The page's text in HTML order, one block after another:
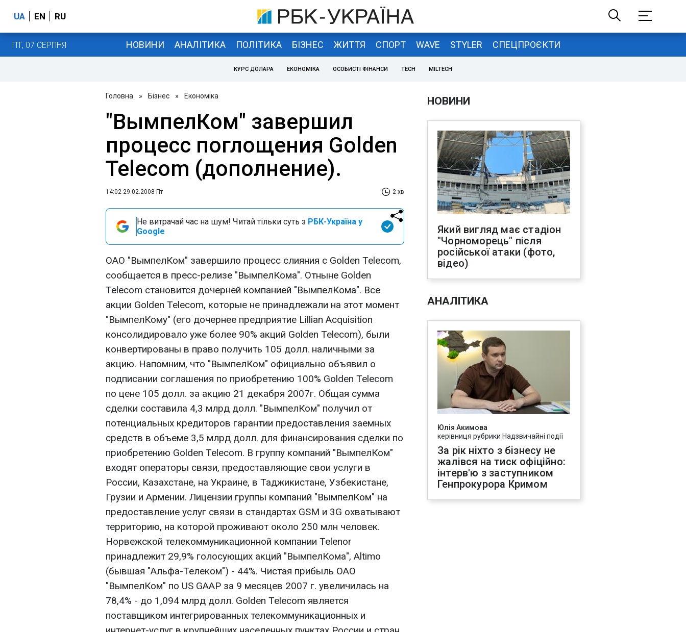
UA EN RU
ПТ, 07 СЕРПНЯ НОВИНИ АНАЛІТИКА ПОЛІТИКА БІЗНЕС ЖИТТЯ СПОРТ WAVE STYLER СПЕЦПРОЄКТИ
КУРС ДОЛАРА ЕКОНОМІКА ОСОБИСТІ ФІНАНСИ TECH MILTECH
Головна » Бізнес » Економіка
"ВымпелКом" завершил
процесс поглощения Golden
Teleсom (дополнение).
14:02 29.02.2008 Пт 2 хв
Не витрачай час на шум! Читай тільки суть з РБК-Україна у
Google
ОАО "ВымпелКом" завершило процесс слияния с Golden Teleсom,
сообщается в пресс-релизе "ВымпелКома". Отныне Golden
Teleсom становится дочерней компанией "ВымпелКома". Все
акции Golden Teleсom, которые не принадлежали на этот момент
"ВымпелКому" (его дочернее предприятие Lillian Acquisition
консолидировало уже более 90% акций Golden Teleсom), были
конвертированы в право получить 105 долл. наличными за
акцию. Напомним, что "ВымпелКом" официально объявил о
подписании соглашения по приобретению 100% Golden Telecom
по цене 105 долл. за акцию 21 декабря 2007г. Общая сумма
сделки составила 4,3 млрд долл. "ВымпелКом" получил от
потенциальных кредиторов гарантии предоставления заемных
средств в объеме 3,5 млрд долл. для финансирования сделки по
приобретению Golden Telecom. В группу компаний "ВымпелКом"
входят операторы связи, предоставляющие свои услуги в
России, Казахстане, на Украине, в Таджикистане, Узбекистане,
Грузии и Армении. Лицензии группы компаний "ВымпелКом" на
предоставление услуг связи в стандартах GSM и 3G охватывают
территорию, на которой проживают около 250 млн человек.
Норвежской телекоммуникационной компании Telenor
принадлежит 29,9% голосующих акций "ВымпелКома", Altimo
(бывшая "Альфа-Телеком") - 44%. Чистая прибыль ОАО
"ВымпелКом" по US GAAP за 9 месяцев 2007 г. увеличилась на
78,4% - до 1,094 млрд долл. Golden Telecom является
поставщиком интегрированных телекоммуникационных и
НОВИНИ
Який вигляд має стадіон
"Чорноморець" після
російської атаки (фото,
відео)
АНАЛІТИКА
Юлія Акимова
керівниця рубрики Надзвичайні події
За рік ніхто з бізнесу не
жалівся на тиск офіційно:
інтерв'ю з заступником
Генпрокурора Кримом